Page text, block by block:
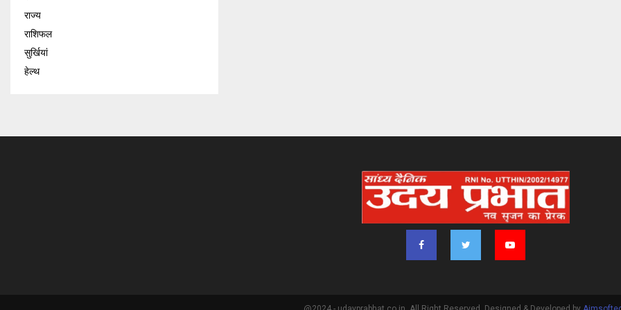
राज्य
राशिफल
सुर्खियां
हेल्थ